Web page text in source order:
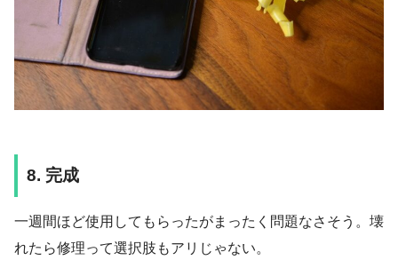
8. 完成
一週間ほど使用してもらったがまったく問題なさそう。壊
れたら修理って選択肢もアリじゃない。